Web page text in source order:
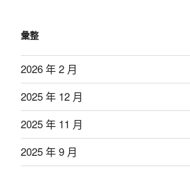
彙整
2026 年 2 月
2025 年 12 月
2025 年 11 月
2025 年 9 月